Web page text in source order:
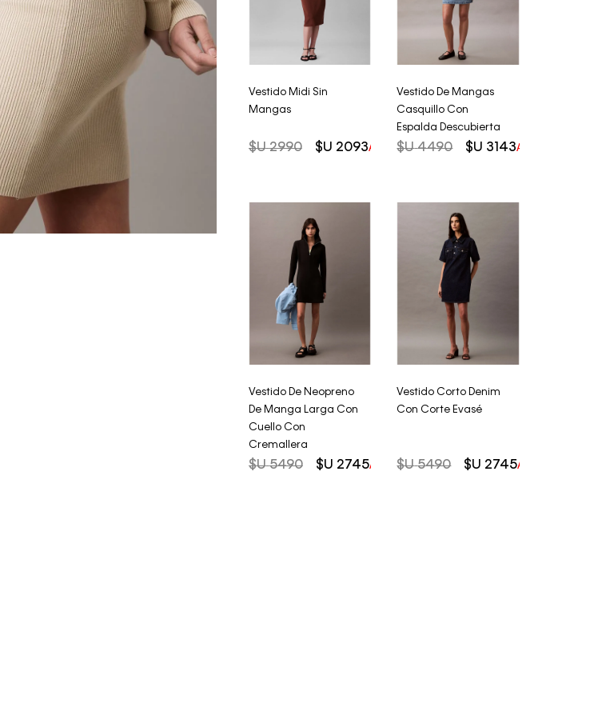
Vestido Midi Sin
Mangas
$U 2990 $U 2093AHORRO DEL30%
Vestido De Mangas
Casquillo Con
Espalda Descubierta
$U 4490 $U 3143AHORRO DEL
Vestido De Neopreno
De Manga Larga Con
Cuello Con
Cremallera
$U 5490 $U 2745AHORRO DEL50%
Vestido Corto Denim
Con Corte Evasé
$U 5490 $U 2745AHORRO DEL